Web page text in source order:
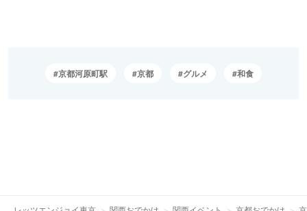
京都河原町駅 京都 グルメ 和食